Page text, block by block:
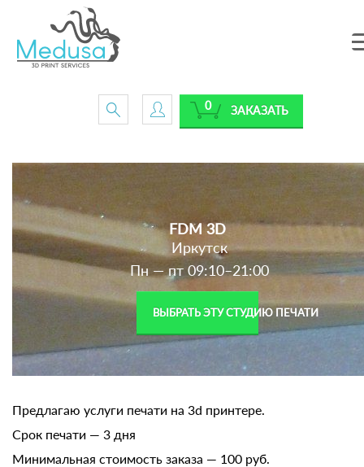
ЗАКАЗАТЬ
0
FDM 3D
Иркутск
Пн — пт 09:10–21:00
ВЫБРАТЬ ЭТУ СТУДИЮ ПЕЧАТИ
Предлагаю услуги печати на 3d принтере.
Срок печати — 3 дня
Минимальная стоимость заказа — 100 руб.